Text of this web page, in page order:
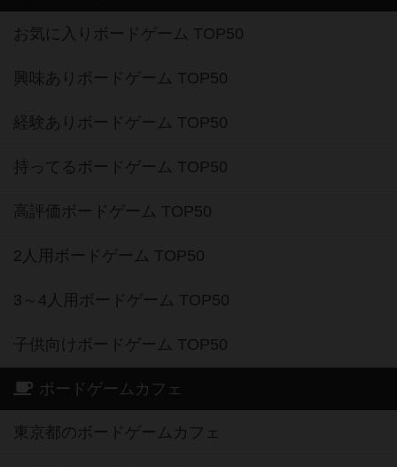
お気に入りボードゲーム TOP50
興味ありボードゲーム TOP50
経験ありボードゲーム TOP50
持ってるボードゲーム TOP50
高評価ボードゲーム TOP50
2人用ボードゲーム TOP50
3～4人用ボードゲーム TOP50
子供向けボードゲーム TOP50
ボードゲームカフェ
東京都のボードゲームカフェ